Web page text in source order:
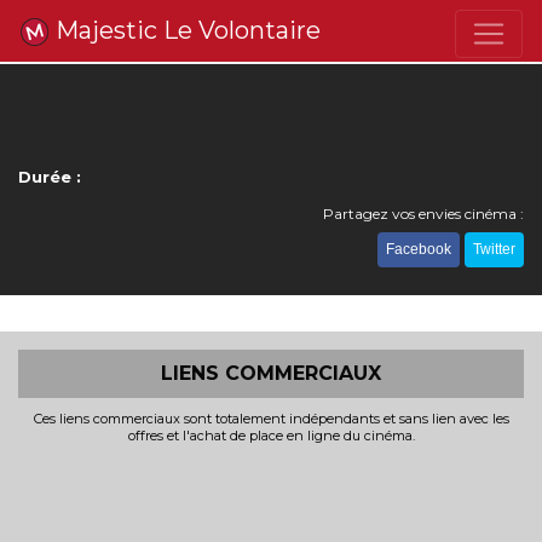
Majestic Le Volontaire
Durée :
Partagez vos envies cinéma :
Facebook Twitter
LIENS COMMERCIAUX
Ces liens commerciaux sont totalement indépendants et sans lien avec les
offres et l'achat de place en ligne du cinéma.